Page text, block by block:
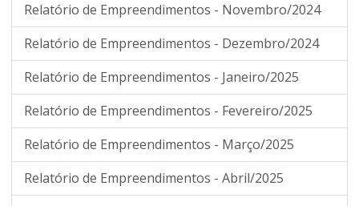
Relatório de Empreendimentos - Novembro/2024
Relatório de Empreendimentos - Dezembro/2024
Relatório de Empreendimentos - Janeiro/2025
Relatório de Empreendimentos - Fevereiro/2025
Relatório de Empreendimentos - Março/2025
Relatório de Empreendimentos - Abril/2025